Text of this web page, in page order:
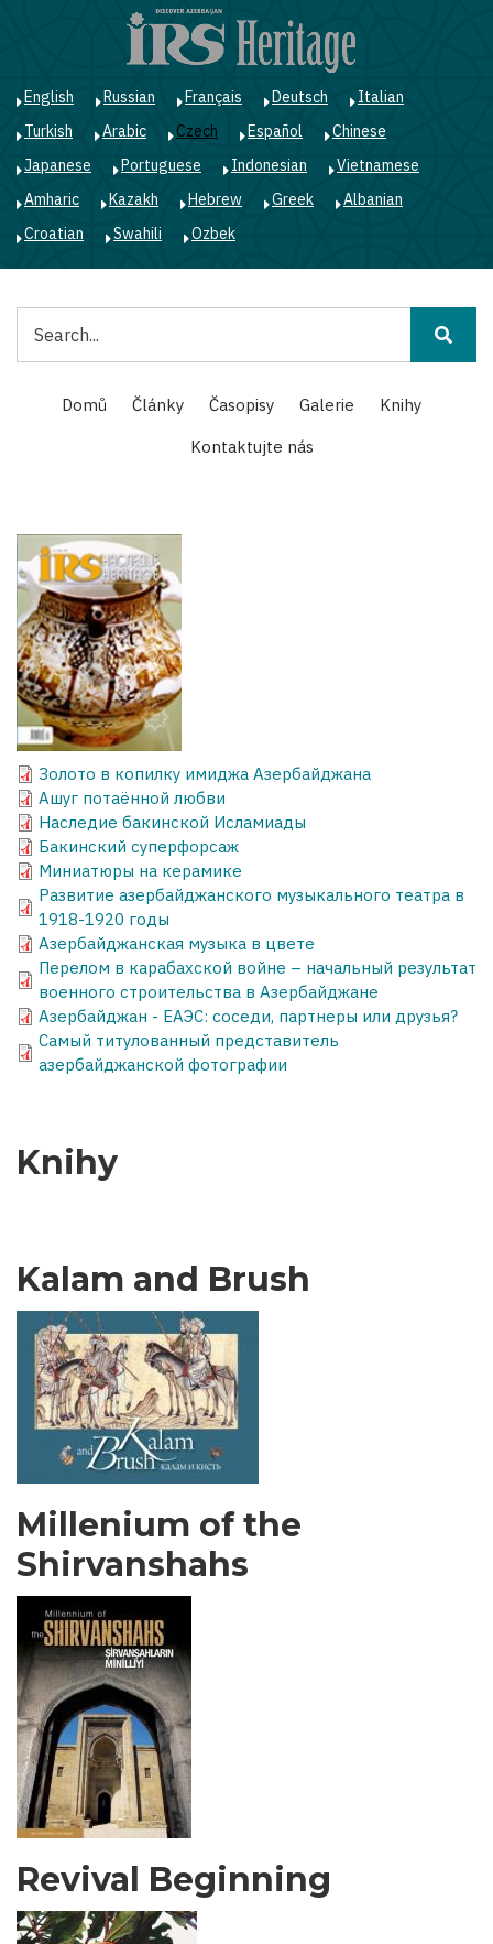
English Russian Français Deutsch
Italian
Turkish
Arabic Czech Español
Chinese
Japanese
Portuguese Indonesian
Vietnamese
Amharic
Kazakh Hebrew Greek
Albanian
Croatian
Swahili Ozbek
Main
navigation
Domů Články Časopisy Galerie
Knihy
Kontaktujte nás
Золото в копилку имиджа Азербайджана
Ашуг потаённой любви
Наследие бакинской Исламиады
Бакинский суперфорсаж
Миниатюры на керамике
Развитие азербайджанского музыкального театра в
1918-1920 годы
Азербайджанская музыка в цвете
Перелом в карабахской войне – начальный результат
военного строительства в Азербайджане
Азербайджан - ЕАЭС: соседи, партнеры или друзья?
Самый титулованный представитель
азербайджанской фотографии
Knihy
Kalam and Brush
Millenium of the
Shirvanshahs
Revival Beginning